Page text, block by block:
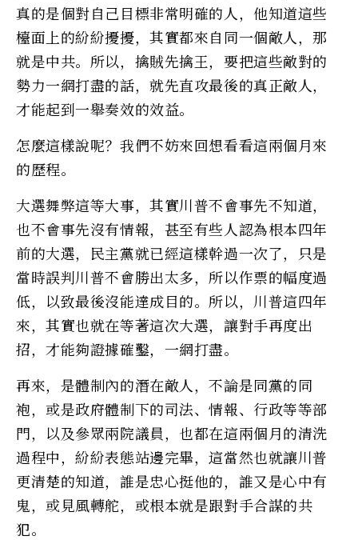
真的是個對自己目標非常明確的人，他知道這些
檯面上的紛紛擾擾，其實都來自同一個敵人，那
就是中共。所以，擒賊先擒王，要把這些敵對的
勢力一網打盡的話，就先直攻最後的真正敵人，
才能起到一舉奏效的效益。
怎麼這樣說呢？我們不妨來回想看看這兩個月來
的歷程。
大選舞弊這等大事，其實川普不會事先不知道，
也不會事先沒有情報，甚至有些人認為根本四年
前的大選，民主黨就已經這樣幹過一次了，只是
當時誤判川普不會勝出太多，所以作票的幅度過
低，以致最後沒能達成目的。所以，川普這四年
來，其實也就在等著這次大選，讓對手再度出
招，才能夠證據確鑿，一網打盡。
再來，是體制內的潛在敵人，不論是同黨的同
袍，或是政府體制下的司法、情報、行政等等部
門，以及參眾兩院議員，也都在這兩個月的清洗
過程中，紛紛表態站邊完畢，這當然也就讓川普
更清楚的知道，誰是忠心挺他的，誰又是心中有
鬼，或見風轉舵，或根本就是跟對手合謀的共
犯。